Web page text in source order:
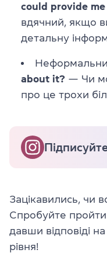
could provide
вдячний, якщо
детальну
about it? — Чи
про це трохи
Зацікавились, чи
Спробуйте
давши відповіді
рівня!